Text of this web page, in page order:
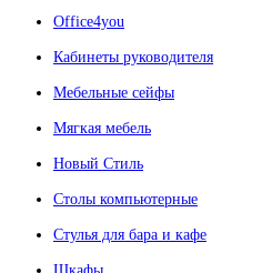
Office4you
Кабинеты руководителя
Мебельные сейфы
Мягкая мебель
Новый Стиль
Столы компьютерные
Стулья для бара и кафе